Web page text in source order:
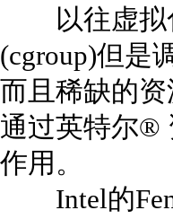
以往虚拟化
(cgroup)但是
而且稀缺的
通过英特尔®
作用。
Intel的